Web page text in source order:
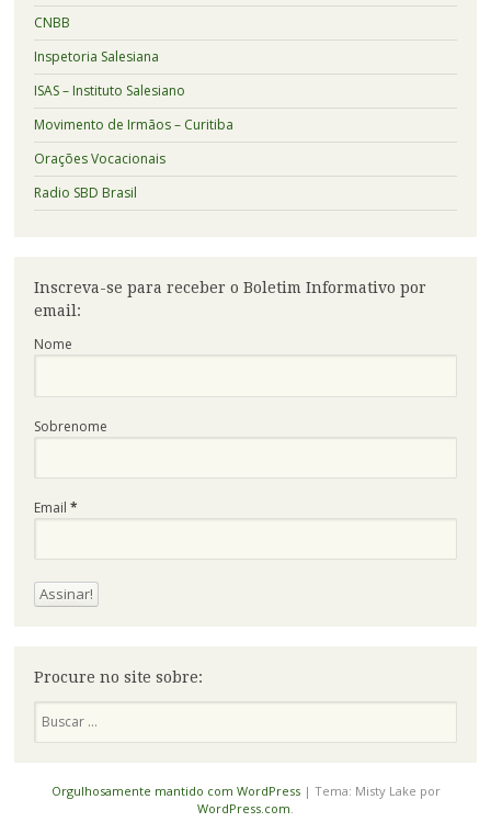
CNBB
Inspetoria Salesiana
ISAS – Instituto Salesiano
Movimento de Irmãos – Curitiba
Orações Vocacionais
Radio SBD Brasil
Inscreva-se para receber o Boletim Informativo por
email:
Nome
Sobrenome
Email *
Procure no site sobre:
Orgulhosamente mantido com WordPress | Tema: Misty Lake por
WordPress.com.